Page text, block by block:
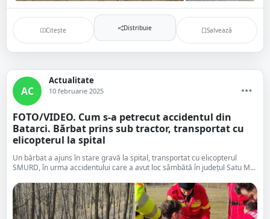
Citește Distribuie Salvează
AC
Actualitate
10 februarie 2025
FOTO/VIDEO. Cum s-a petrecut accidentul din
Batarci. Bărbat prins sub tractor, transportat cu
elicopterul la spital
Un bărbat a ajuns în stare gravă la spital, transportat cu elicopterul
SMURD, în urma accidentului care a avut loc sâmbătă în județul Satu M...